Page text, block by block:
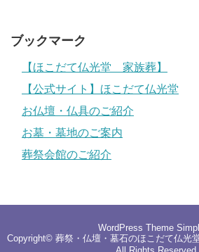
ブックマーク
【ほこだて仏光堂 家族葬】
【公式サイト】ほこだて仏光堂
お仏壇・仏具のご紹介
お墓・墓地のご案内
葬祭会館のご紹介
WordPress Theme
Copyright© 葬祭・仏壇・墓石のほこだて仏光